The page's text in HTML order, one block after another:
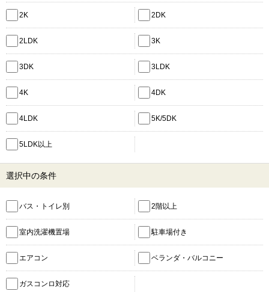
2K 2DK
2LDK 3K
3DK 3LDK
4K 4DK
4LDK 5K/5DK
5LDK以上
選択中の条件
バス・トイレ別 2階以上
室内洗濯機置場 駐車場付き
エアコン ベランダ・バルコニー
ガスコンロ対応